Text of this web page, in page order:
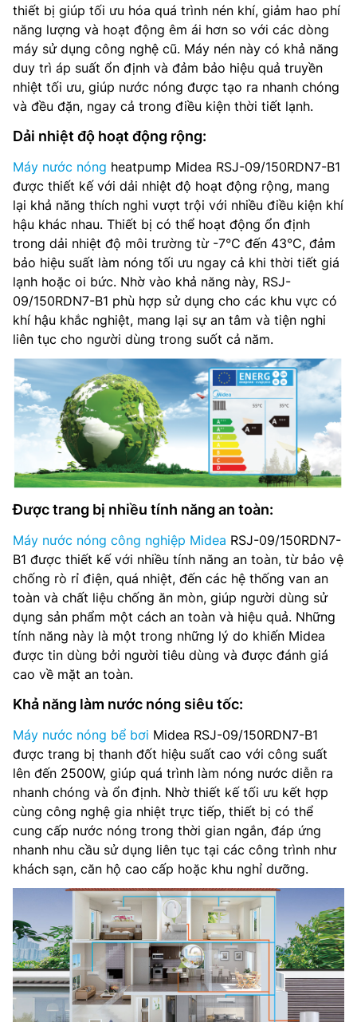
thiết bị giúp tối ưu hóa quá trình nén khí, giảm hao phí
năng lượng và hoạt động êm ái hơn so với các dòng
máy sử dụng công nghệ cũ. Máy nén này có khả năng
duy trì áp suất ổn định và đảm bảo hiệu quả truyền
nhiệt tối ưu, giúp nước nóng được tạo ra nhanh chóng
và đều đặn, ngay cả trong điều kiện thời tiết lạnh.
Dải nhiệt độ hoạt động rộng:
Máy nước nóng heatpump Midea RSJ-09/150RDN7-B1
được thiết kế với dải nhiệt độ hoạt động rộng, mang
lại khả năng thích nghi vượt trội với nhiều điều kiện khí
hậu khác nhau. Thiết bị có thể hoạt động ổn định
trong dải nhiệt độ môi trường từ -7°C đến 43°C, đảm
bảo hiệu suất làm nóng tối ưu ngay cả khi thời tiết giá
lạnh hoặc oi bức. Nhờ vào khả năng này, RSJ-
09/150RDN7-B1 phù hợp sử dụng cho các khu vực có
khí hậu khắc nghiệt, mang lại sự an tâm và tiện nghi
liên tục cho người dùng trong suốt cả năm.
Được trang bị nhiều tính năng an toàn:
Máy nước nóng công nghiệp Midea RSJ-09/150RDN7-
B1 được thiết kế với nhiều tính năng an toàn, từ bảo vệ
chống rò rỉ điện, quá nhiệt, đến các hệ thống van an
toàn và chất liệu chống ăn mòn, giúp người dùng sử
dụng sản phẩm một cách an toàn và hiệu quả. Những
tính năng này là một trong những lý do khiến Midea
được tin dùng bởi người tiêu dùng và được đánh giá
cao về mặt an toàn.
Khả năng làm nước nóng siêu tốc:
Máy nước nóng bể bơi Midea RSJ-09/150RDN7-B1
được trang bị thanh đốt hiệu suất cao với công suất
lên đến 2500W, giúp quá trình làm nóng nước diễn ra
nhanh chóng và ổn định. Nhờ thiết kế tối ưu kết hợp
cùng công nghệ gia nhiệt trực tiếp, thiết bị có thể
cung cấp nước nóng trong thời gian ngắn, đáp ứng
nhanh nhu cầu sử dụng liên tục tại các công trình như
khách sạn, căn hộ cao cấp hoặc khu nghỉ dưỡng.